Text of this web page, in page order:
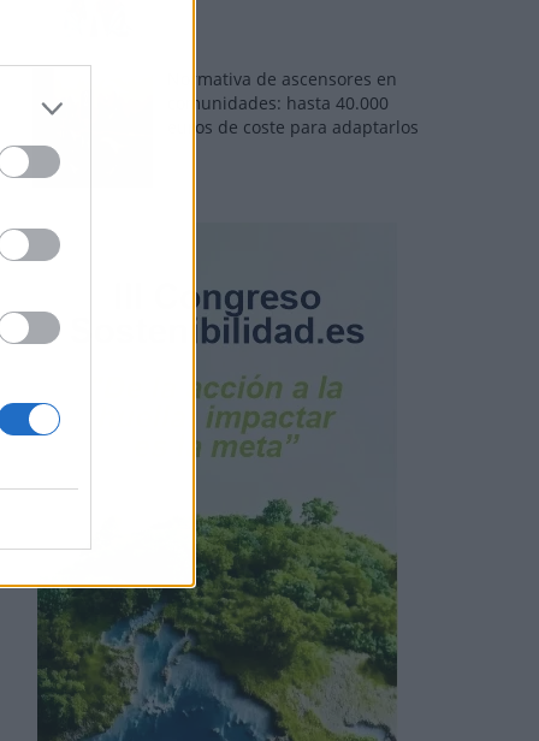
Normativa de ascensores en
comunidades: hasta 40.000
euros de coste para adaptarlos